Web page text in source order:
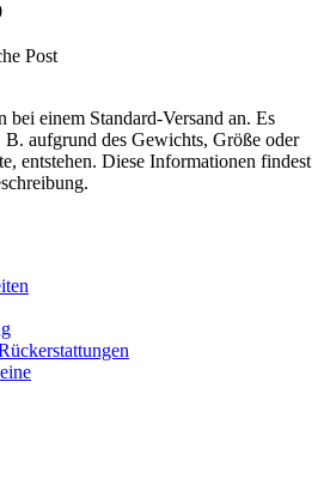
einem Standard-Versand an. Es
aufgrund des Gewichts, Größe oder
entstehen. Diese Informationen findest